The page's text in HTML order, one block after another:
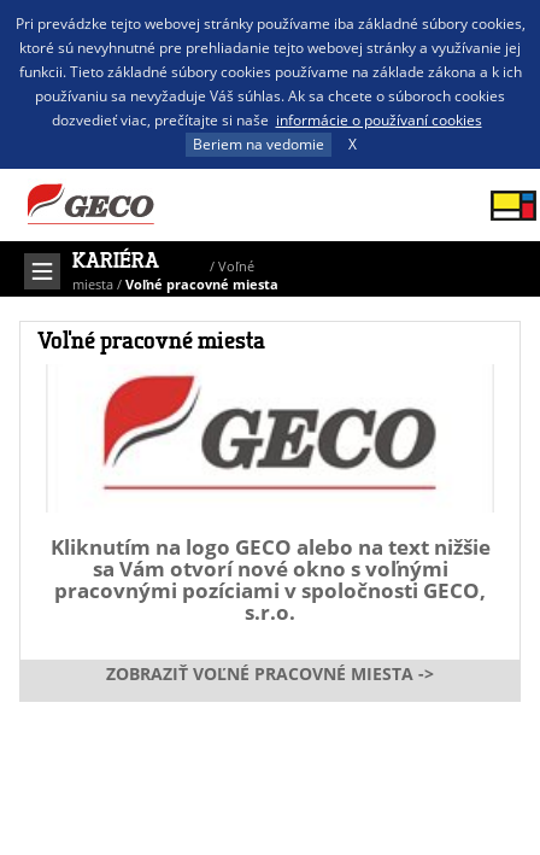
Pri prevádzke tejto webovej stránky používame iba základné súbory cookies,
ktoré sú nevyhnutné pre prehliadanie tejto webovej stránky a využívanie jej
funkcii. Tieto základné súbory cookies používame na základe zákona a k ich
používaniu sa nevyžaduje Váš súhlas. Ak sa chcete o súboroch cookies
dozvedieť viac, prečítajte si naše informácie o používaní cookies
Beriem na vedomie
X
KARIÉRA / Voľné
miesta / Voľné pracovné miesta
Voľné pracovné miesta
Kliknutím na logo GECO alebo na text nižšie
sa Vám otvorí nové okno s voľnými
pracovnými pozíciami v spoločnosti GECO,
s.r.o.
ZOBRAZIŤ VOĽNÉ PRACOVNÉ MIESTA ->